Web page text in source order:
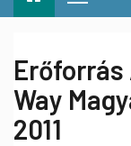
Way
2011